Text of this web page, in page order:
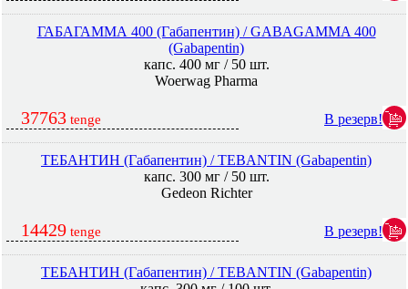
ГАБАГАММА 400 (Габапентин) / GABAGAMMA 400
(Gabapentin)
капс. 400 мг / 50 шт.
Woerwag Pharma
37763 tenge В резерв!
ТЕБАНТИН (Габапентин) / TEBANTIN (Gabapentin)
капс. 300 мг / 50 шт.
Gedeon Richter
14429 tenge В резерв!
ТЕБАНТИН (Габапентин) / TEBANTIN (Gabapentin)